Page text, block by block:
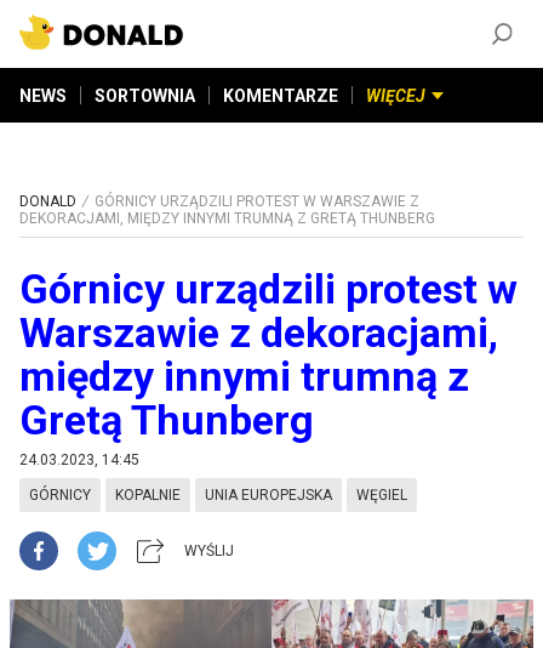
NEWS SORTOWNIA KOMENTARZE WIĘCEJ
DONALD
GÓRNICY URZĄDZILI PROTEST W WARSZAWIE Z
DEKORACJAMI, MIĘDZY INNYMI TRUMNĄ Z GRETĄ THUNBERG
Górnicy urządzili protest w
Warszawie z dekoracjami,
między innymi trumną z
Gretą Thunberg
24.03.2023, 14:45
GÓRNICY KOPALNIE UNIA EUROPEJSKA WĘGIEL
WYŚLIJ